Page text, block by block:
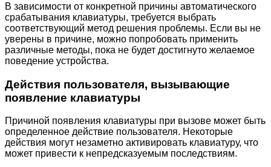
В зависимости от конкретной причины автоматического
срабатывания клавиатуры, требуется выбрать
соответствующий метод решения проблемы. Если вы не
уверены в причине, можно попробовать применить
различные методы, пока не будет достигнуто желаемое
поведение устройства.
Действия пользователя, вызывающие
появление клавиатуры
Причиной появления клавиатуры при вызове может быть
определенное действие пользователя. Некоторые
действия могут незаметно активировать клавиатуру, что
может привести к непредсказуемым последствиям.